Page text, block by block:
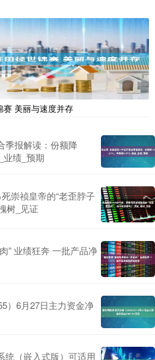
赛 美丽与速度并存
季报解读：份额降
业绩_预期
崇祯皇帝的“老歪脖子
树_见证
” 业绩狂奔 一批产品净
）6月27日主力资金净
统（嵌入式版）可适用